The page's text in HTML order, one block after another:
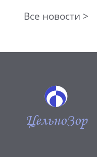
Все новости >
ЦельноЗор